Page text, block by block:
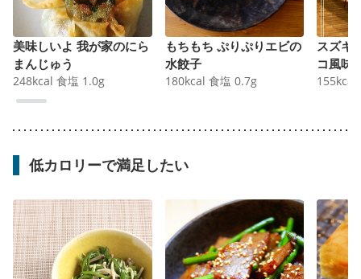
美味しいよ 我が家のにら
まんじゅう
248kcal 食塩 1.0g
もちもち ぷりぷりエビの
水餃子
180kcal 食塩 0.7g
スズキ
コ風味
155kcal
低カロリーで満足したい